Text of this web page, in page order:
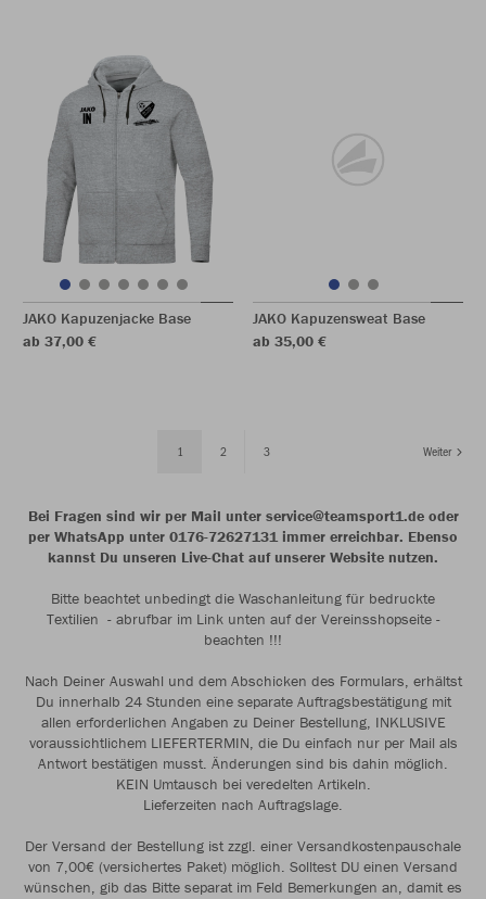
JAKO Kapuzenjacke Base
ab 37,00 €
JAKO Kapuzensweat Base
ab 35,00 €
1 2 3 Weiter
Bei Fragen sind wir per Mail unter service@teamsport1.de oder
per WhatsApp unter 0176-72627131 immer erreichbar. Ebenso
kannst Du unseren Live-Chat auf unserer Website nutzen.
Bitte beachtet unbedingt die Waschanleitung für bedruckte
Textilien - abrufbar im Link unten auf der Vereinsshopseite -
beachten !!!
Nach Deiner Auswahl und dem Abschicken des Formulars, erhältst
Du innerhalb 24 Stunden eine separate Auftragsbestätigung mit
allen erforderlichen Angaben zu Deiner Bestellung, INKLUSIVE
voraussichtlichem LIEFERTERMIN, die Du einfach nur per Mail als
Antwort bestätigen musst. Änderungen sind bis dahin möglich.
KEIN Umtausch bei veredelten Artikeln.
Lieferzeiten nach Auftragslage.
Der Versand der Bestellung ist zzgl. einer Versandkostenpauschale
von 7,00€ (versichertes Paket) möglich. Solltest DU einen Versand
wünschen, gib das Bitte separat im Feld Bemerkungen an, damit es